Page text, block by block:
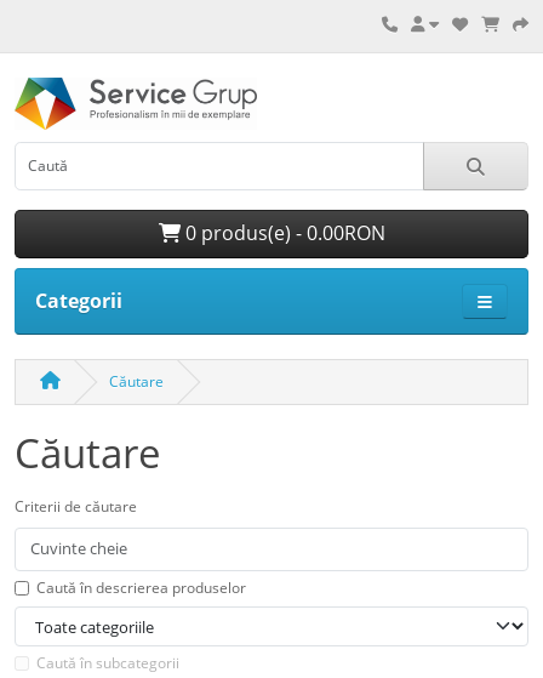
0 produs(e) - 0.00RON
Categorii
Căutare
Căutare
Criterii de căutare
Caută în descrierea produselor
Caută în subcategorii